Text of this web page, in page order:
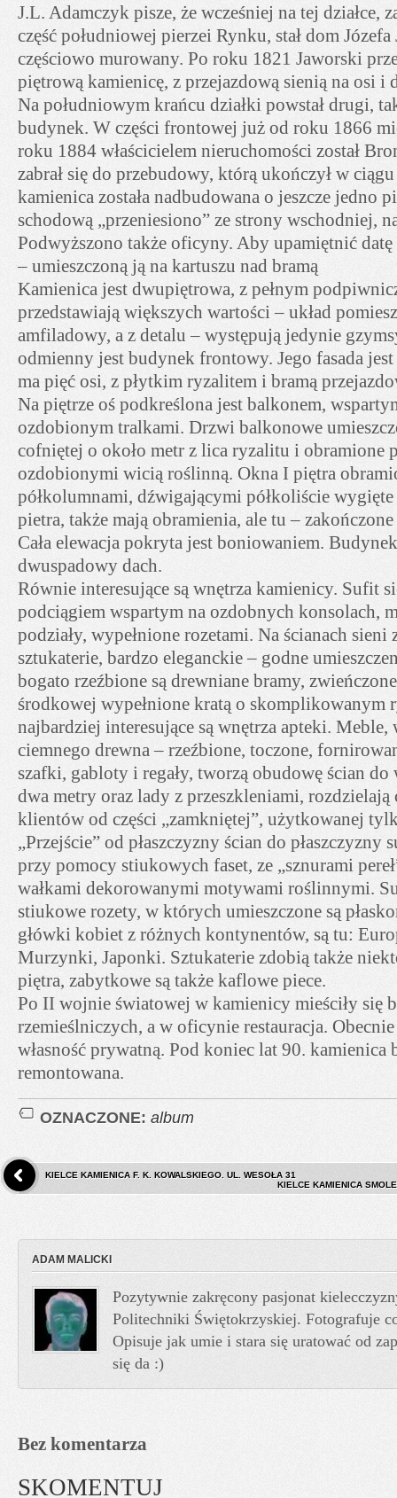
J.L. Adamczyk pisze, że wcześniej na tej działce,
część południowej pierzei Rynku, stał dom
częściowo murowany. Po roku 1821 Jaworski
piętrową kamienicę, z przejazdową sienią na osi i
Na południowym krańcu działki powstał drugi,
budynek. W części frontowej już od roku 1866
roku 1884 właścicielem nieruchomości został
zabrał się do przebudowy, którą ukończył w
kamienica została nadbudowana o jeszcze jedno
schodową „przeniesiono” ze strony wschodniej,
Podwyższono także oficyny. Aby upamiętnić
– umieszczoną ją na kartuszu nad bramą
Kamienica jest dwupiętrowa, z pełnym
przedstawiają większych wartości – układ
amfiladowy, a z detalu – występują jedynie
odmienny jest budynek frontowy. Jego fasada
ma pięć osi, z płytkim ryzalitem i bramą
Na piętrze oś podkreślona jest balkonem,
ozdobionym tralkami. Drzwi balkonowe
cofniętej o około metr z lica ryzalitu i obramione
ozdobionymi wicią roślinną. Okna I piętra
półkolumnami, dźwigającymi półkoliście
pietra, także mają obramienia, ale tu –
Cała elewacja pokryta jest boniowaniem.
dwuspadowy dach.
Równie interesujące są wnętrza kamienicy. Sufit
podciągiem wspartym na ozdobnych konsolach,
podziały, wypełnione rozetami. Na ścianach sieni
sztukaterie, bardzo eleganckie – godne
bogato rzeźbione są drewniane bramy,
środkowej wypełnione kratą o skomplikowanym
najbardziej interesujące są wnętrza apteki. Meble,
ciemnego drewna – rzeźbione, toczone,
szafki, gabloty i regały, tworzą obudowę ścian
dwa metry oraz lady z przeszkleniami, rozdzielają
klientów od części „zamkniętej”, użytkowanej
„Przejście” od płaszczyzny ścian do płaszczyzny
przy pomocy stiukowych faset, ze „sznurami
wałkami dekorowanymi motywami roślinnymi.
stiukowe rozety, w których umieszczone są
główki kobiet z różnych kontynentów, są tu:
Murzynki, Japonki. Sztukaterie zdobią także
piętra, zabytkowe są także kaflowe piece.
Po II wojnie światowej w kamienicy mieściły się
rzemieślniczych, a w oficynie restauracja.
własność prywatną. Pod koniec lat 90. kamienica
remontowana.
OZNACZONE: album
KIELCE KAMIENICA F. K. KOWALSKIEGO. UL. WESOŁA 31
KIELCE KAMIENICA
ADAM MALICKI
Pozytywnie zakręcony pasjonat
Politechniki Świętokrzyskiej. Fotografuje
Opisuje jak umie i stara się uratować od
się da :)
Bez komentarza
SKOMENTUJ